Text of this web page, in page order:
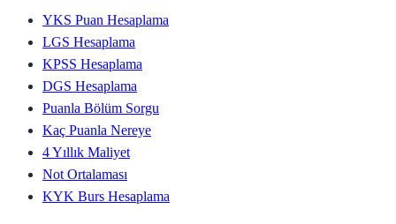
YKS Puan Hesaplama
LGS Hesaplama
KPSS Hesaplama
DGS Hesaplama
Puanla Bölüm Sorgu
Kaç Puanla Nereye
4 Yıllık Maliyet
Not Ortalaması
KYK Burs Hesaplama